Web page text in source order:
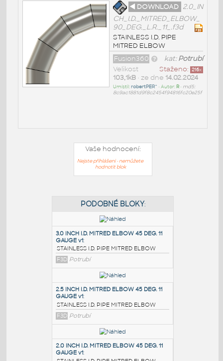
◄ DOWNLOAD 2.0_IN
CH_I.D._MITRED_ELBOW_
90_DEG._L.R._11_.f3d
STAINLESS I.D. PIPE
MITRED ELBOW
kat:Potrubí
Fusion360
Staženo: 216x
Velikost
103,1kB• ze dne 14.02.2024
Umístil:robertPER^ • Autor: R• md5:
8c9ac1881d9f8c2454f94816fc20e25f
Vaše hodnocení:
Nejste přihlášeni - nemůžete
hodnotit blok
PODOBNÉ BLOKY
3.0 INCH I.D. MITRED ELBOW 45 DEG. 11
GAUGE v1
STAINLESS I.D. PIPE MITRED ELBOW
F3D Potrubí